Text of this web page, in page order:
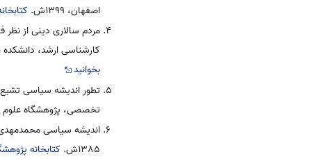
اصفهان، ۱۳۹۹ش.
مردم سالاری دینی از
کارشناسی ارشد، دانشکده
بخوانید
تخصصی، پژوهشگاه علوم
اندیشه سیاسی
۱۳۸۵ش.
کتابخانه